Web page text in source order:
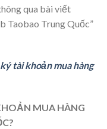
qua bài viết
Taobao Trung Quốc”
tài khoản mua hàng
MUA HÀNG